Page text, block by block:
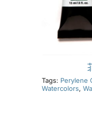
Tags: Perylene
Watercolors,